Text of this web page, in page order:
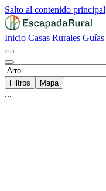
Salto al contenido principal
Inicio Casas Rurales Guías
Filtros
Mapa
...